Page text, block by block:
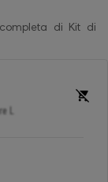
di Kit di
L